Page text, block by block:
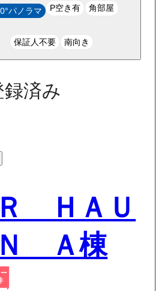
パノラマ P空き有 角部屋
保証人不要 南向き
録済み
ＨＡＵ
Ａ棟